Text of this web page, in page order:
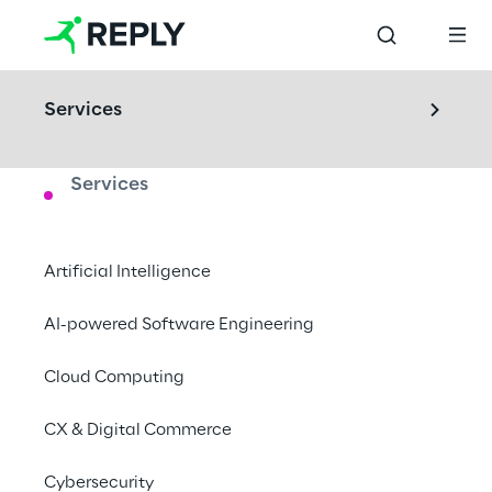
Services
Services
Artificial Intelligence
AI-powered Software Engineering
Cloud Computing
CX & Digital Commerce
Cybersecurity
Visitez notre IoT Validation Lab
solution interconnectée que vous